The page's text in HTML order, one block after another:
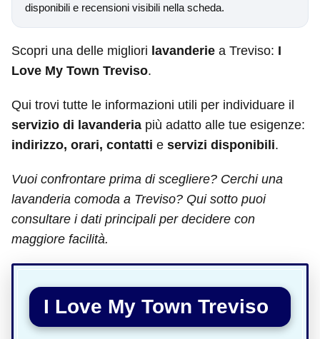
disponibili e recensioni visibili nella scheda.
Scopri una delle migliori lavanderie a Treviso: I
Love My Town Treviso.
Qui trovi tutte le informazioni utili per individuare il
servizio di lavanderia più adatto alle tue esigenze:
indirizzo, orari, contatti e servizi disponibili.
Vuoi confrontare prima di scegliere? Cerchi una
lavanderia comoda a Treviso? Qui sotto puoi
consultare i dati principali per decidere con
maggiore facilità.
I Love My Town Treviso